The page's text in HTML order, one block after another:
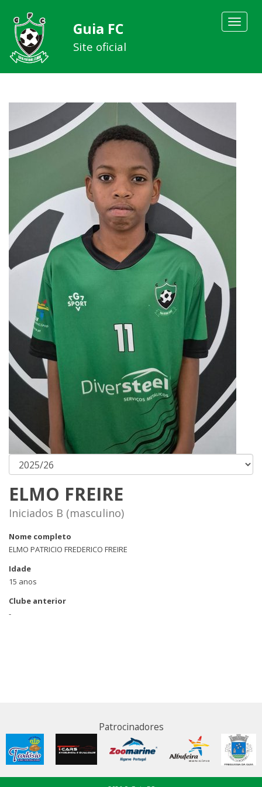
Toggle
Guia FC
Site oficial
ELMO FREIRE
Iniciados B (masculino)
Nome completo
ELMO PATRICIO FREDERICO FREIRE
Idade
15 anos
Clube anterior
-
Patrocinadores